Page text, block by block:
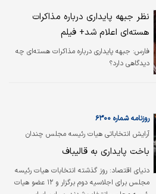
نظر جبهه پایداری درباره مذاکرات
هسته‌ای اعلام شد+ فیلم
فارس: جبهه پایداری درباره مذاکرات هسته‌ای چه
دیدگاهی دارد؟
آرایش انتخاباتی هیات رئیسه مجلس چندان
روزنامه شماره ۶۳۰۰
باخت پایداری به قالیباف
دنیای اقتصاد: روز گذشته انتخابات هیات رئیسه
مجلس برای اجلاسیه دوم برگزار و ۱۲ عضو هیات